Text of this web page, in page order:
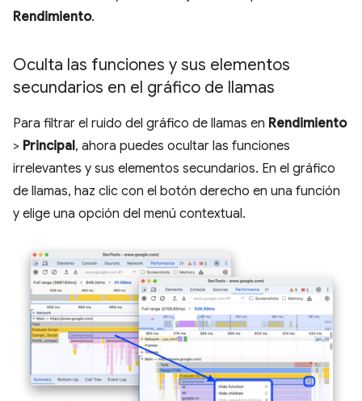
Rendimiento.
Oculta las funciones y sus elementos
secundarios en el gráfico de llamas
Para filtrar el ruido del gráfico de llamas en Rendimiento
> Principal, ahora puedes ocultar las funciones
irrelevantes y sus elementos secundarios. En el gráfico
de llamas, haz clic con el botón derecho en una función
y elige una opción del menú contextual.